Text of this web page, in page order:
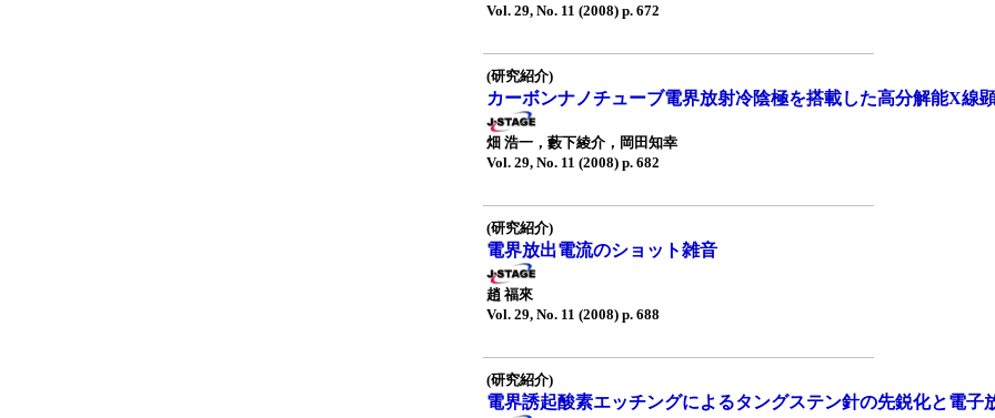
Vol. 29, No. 11 (2008) p. 672
(研究紹介)
カーボンナノチューブ電界放射冷陰極を搭載した高分解能X線
畑 浩一，藪下綾介，岡田知幸
Vol. 29, No. 11 (2008) p. 682
(研究紹介)
電界放出電流のショット雑音
趙 福來
Vol. 29, No. 11 (2008) p. 688
(研究紹介)
電界誘起酸素エッチングによるタングステン針の先鋭化と電子